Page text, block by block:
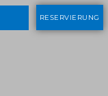
RESERVIERUNG